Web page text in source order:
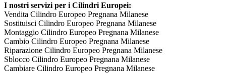
I nostri servizi per i Cilindri Europei:
Vendita Cilindro Europeo Pregnana Milanese
Sostituisci Cilindro Europeo Pregnana Milanese
Montaggio Cilindro Europeo Pregnana Milanese
Cambio Cilindro Europeo Pregnana Milanese
Riparazione Cilindro Europeo Pregnana Milanese
Sblocco Cilindro Europeo Pregnana Milanese
Cambiare Cilindro Europeo Pregnana Milanese